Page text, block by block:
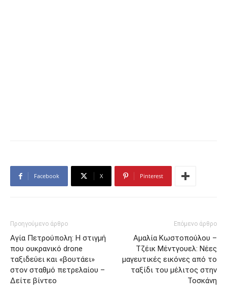
Facebook X Pinterest
Προηγούμενο άρθρο
Αγία Πετρούπολη: Η στιγμή
που ουκρανικό drone
ταξιδεύει και «βουτάει»
στον σταθμό πετρελαίου –
Δείτε βίντεο
Επόμενο άρθρο
Αμαλία Κωστοπούλου –
Τζέικ Μέντγουελ: Νέες
μαγευτικές εικόνες από το
ταξίδι του μέλιτος στην
Τοσκάνη